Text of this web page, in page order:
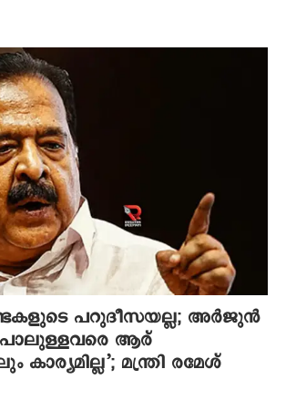
പറുദീസയല്ല; അർജുൻ
ആര്
കാര്യമില്ല’; മന്ത്രി രമേശ്